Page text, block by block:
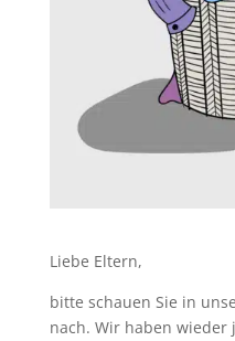
Liebe Eltern,
bitte schauen Sie in
nach. Wir haben wieder